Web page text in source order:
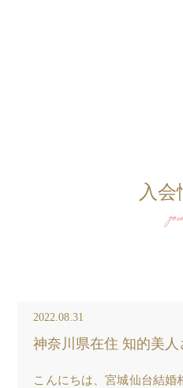
入会
2022.08.31
神奈川県在住 知的美
こんにちは、宮城仙台結婚